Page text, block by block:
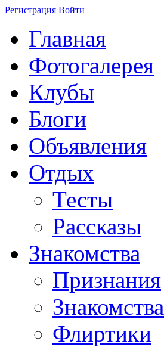
Регистрация Войти
Главная
Фотогалерея
Клубы
Блоги
Объявления
Отдых
Тесты
Рассказы
Знакомства
Признания
Знакомства
Флиртики